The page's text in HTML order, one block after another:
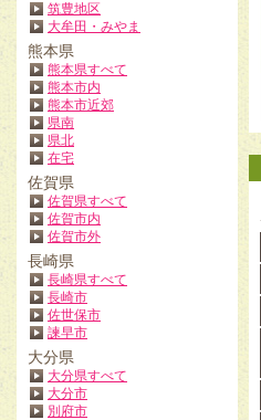
筑豊地区
大牟田・みやま
熊本県
熊本県すべて
熊本市内
熊本市近郊
県南
県北
在宅
佐賀県
佐賀県すべて
佐賀市内
佐賀市外
長崎県
長崎県すべて
長崎市
佐世保市
諫早市
大分県
大分県すべて
大分市
別府市